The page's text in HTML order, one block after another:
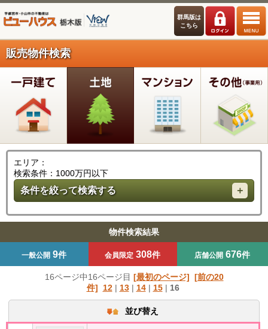
群馬版は
こちら
販売物件検索
エリア：
検索条件：1000万円以下
条件を絞って検索する
物件検索結果
一般公開 9件 会員限定 308件 店舗公開 676件
16ページ中16ページ目 [最初のページ] [前の20
件]
12| 13| 14| 15| 16
並び替え